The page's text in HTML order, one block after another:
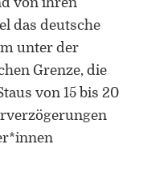
das deutsche
unter der
Grenze, die
von 15 bis 20